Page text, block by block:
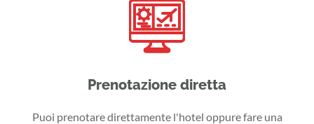
Prenotazione diretta
Puoi prenotare direttamente l'hotel oppure fare una